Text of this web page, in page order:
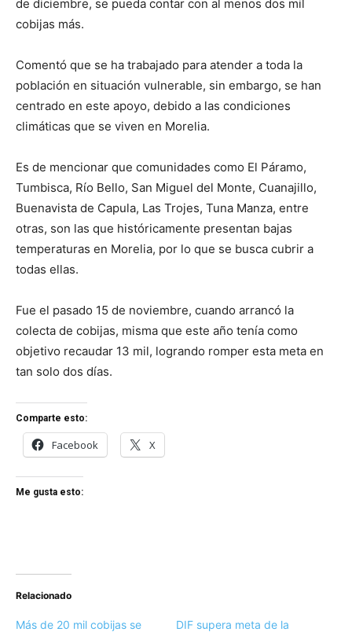
de diciembre, se pueda contar con al menos dos mil
cobijas más.
Comentó que se ha trabajado para atender a toda la
población en situación vulnerable, sin embargo, se han
centrado en este apoyo, debido a las condiciones
climáticas que se viven en Morelia.
Es de mencionar que comunidades como El Páramo,
Tumbisca, Río Bello, San Miguel del Monte, Cuanajillo,
Buenavista de Capula, Las Trojes, Tuna Manza, entre
otras, son las que históricamente presentan bajas
temperaturas en Morelia, por lo que se busca cubrir a
todas ellas.
Fue el pasado 15 de noviembre, cuando arrancó la
colecta de cobijas, misma que este año tenía como
objetivo recaudar 13 mil, logrando romper esta meta en
tan solo dos días.
Comparte esto:
Facebook X
Me gusta esto:
Relacionado
Más de 20 mil cobijas se
DIF supera meta de la